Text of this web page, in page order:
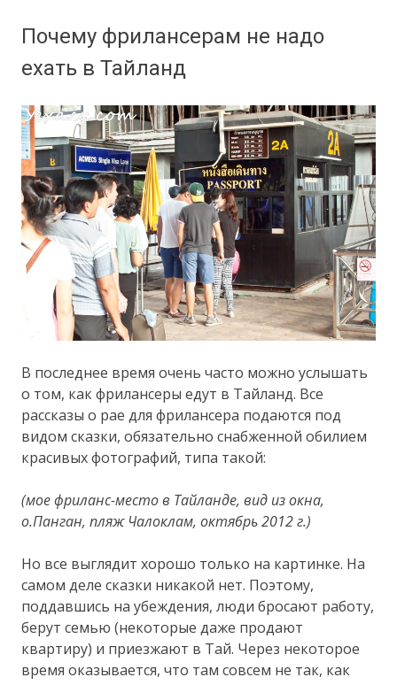
Почему фрилансерам не надо
ехать в Тайланд
В последнее время очень часто можно услышать
о том, как фрилансеры едут в Тайланд. Все
рассказы о рае для фрилансера подаются под
видом сказки, обязательно снабженной обилием
красивых фотографий, типа такой:
(мое фриланс-место в Тайланде, вид из окна,
о.Панган, пляж Чалоклам, октябрь 2012 г.)
Но все выглядит хорошо только на картинке. На
самом деле сказки никакой нет. Поэтому,
поддавшись на убеждения, люди бросают работу,
берут семью (некоторые даже продают
квартиру) и приезжают в Тай. Через некоторое
время оказывается, что там совсем не так, как